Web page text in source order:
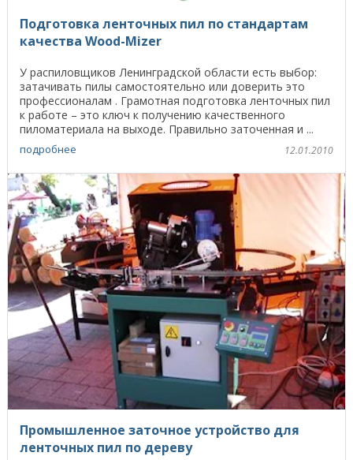
Подготовка ленточных пил по стандартам
качества Wood-Mizer
У распиловщиков Ленинградской области есть выбор:
затачивать пилы самостоятельно или доверить это
профессионалам . Грамотная подготовка ленточных пил
к работе – это ключ к получению качественного
пиломатериала на выходе. Правильно заточенная и ...
подробнее 12.01.2010
Промышленное заточное устройство для
ленточных пил по дереву